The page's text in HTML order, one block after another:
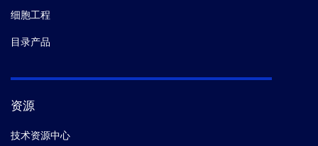
细胞工程
目录产品
资源
技术资源中心